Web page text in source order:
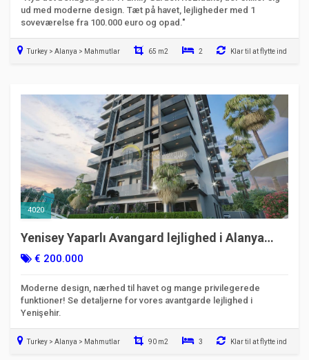
ud med moderne design. Tæt på havet, lejligheder med 1
soveværelse fra 100.000 euro og opad."
Turkey > Alanya > Mahmutlar 65 m2 2 Klar til at flytte ind
4020
Yenisey Yaparlı Avangard lejlighed i Alanya
Mahmutlar Atatürk Street - 600 meter til
€ 200.000
Moderne design, nærhed til havet og mange privilegerede
funktioner! Se detaljerne for vores avantgarde lejlighed i
Yenişehir.
Turkey > Alanya > Mahmutlar 90 m2 3 Klar til at flytte ind